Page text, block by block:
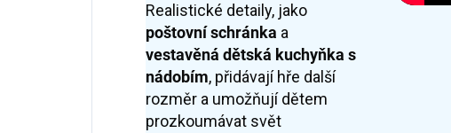
Realistické detaily, jako
poštovní schránka a
vestavěná dětská kuchyňka s
nádobím, přidávají hře další
rozměr a umožňují dětem
prozkoumávat svět